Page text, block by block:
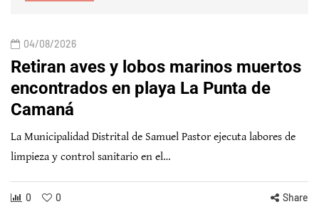
04/08/2026
Retiran aves y lobos marinos muertos
encontrados en playa La Punta de
Camaná
La Municipalidad Distrital de Samuel Pastor ejecuta labores de
limpieza y control sanitario en el…
0 0 Share